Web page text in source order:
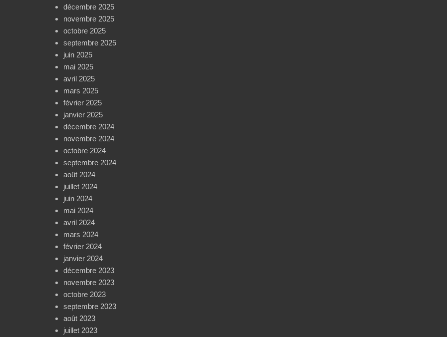
décembre 2025
novembre 2025
octobre 2025
septembre 2025
juin 2025
mai 2025
avril 2025
mars 2025
février 2025
janvier 2025
décembre 2024
novembre 2024
octobre 2024
septembre 2024
août 2024
juillet 2024
juin 2024
mai 2024
avril 2024
mars 2024
février 2024
janvier 2024
décembre 2023
novembre 2023
octobre 2023
septembre 2023
août 2023
juillet 2023